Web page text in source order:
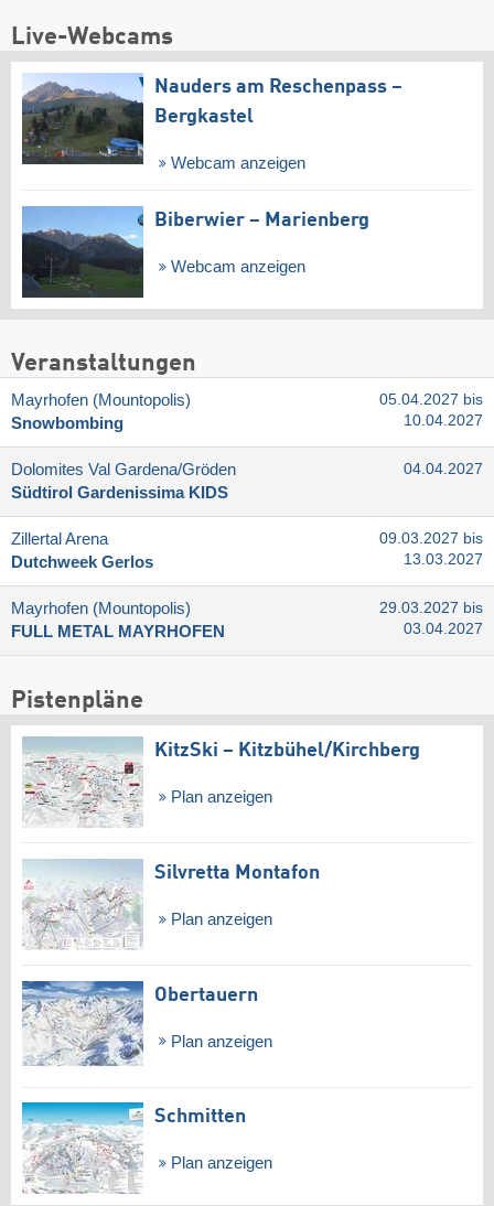
Live-Webcams
Nauders am Reschenpass –
Bergkastel
Webcam anzeigen
Biberwier – Marienberg
Webcam anzeigen
Veranstaltungen
Mayrhofen (Mountopolis)
Snowbombing
05.04.2027 bis
10.04.2027
Dolomites Val Gardena/​Gröden
Südtirol Gardenissima KIDS
04.04.2027
Zillertal Arena
Dutchweek Gerlos
09.03.2027 bis
13.03.2027
Mayrhofen (Mountopolis)
FULL METAL MAYRHOFEN
29.03.2027 bis
03.04.2027
Pistenpläne
KitzSki – Kitzbühel/​Kirchberg
Plan anzeigen
Silvretta Montafon
Plan anzeigen
Obertauern
Plan anzeigen
Schmitten
Plan anzeigen